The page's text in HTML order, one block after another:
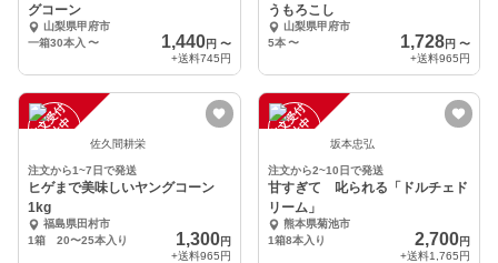
グコーン
山梨県甲府市
一箱30本入 〜 1,440円 〜
+送料745円
うもろこし
山梨県甲府市
5本 〜 1,728円 〜
+送料965円
注
文
受
付
停
止
中 佐久間耕栄
注文から1~7日で発送
ヒゲまで美味しいヤングコーン
1kg
福島県田村市
1箱 20〜25本入り
1,300円
+送料965円
注
文
受
付
停
止
中 坂本忠弘
注文から2~10日で発送
甘すぎて 叱られる「ドルチェド
リーム」
熊本県菊池市
1箱8本入り
2,700円
+送料1,765円